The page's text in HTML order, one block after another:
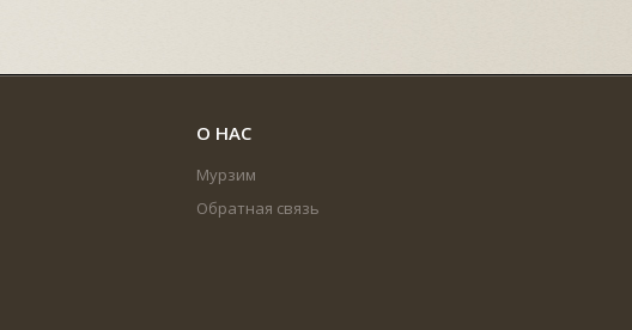
О НАС
Мурзим
Обратная связь